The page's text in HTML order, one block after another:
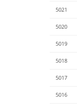
5021
5020
5019
5018
5017
5016